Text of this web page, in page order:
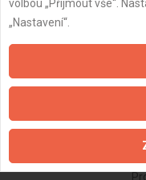
volbou „Přijmout vše“.
„Nastavení“.